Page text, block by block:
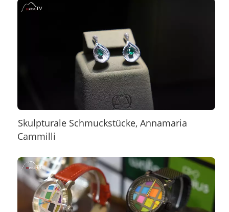
Skulpturale Schmuckstücke, Annamaria
Cammilli